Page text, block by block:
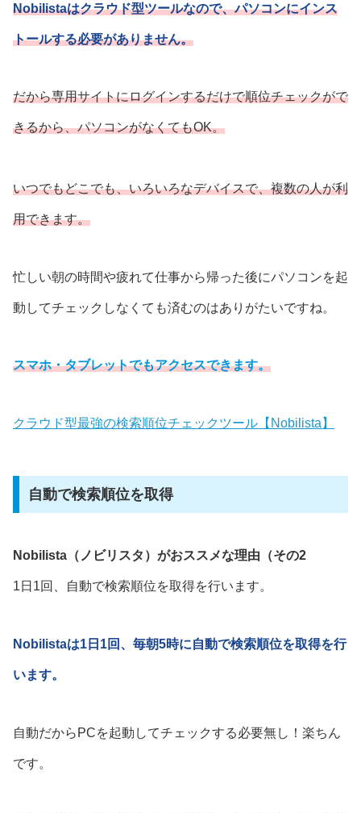
Nobilistaはクラウド型ツールなので、パソコンにインス
トールする必要がありません。
だから専用サイトにログインするだけで順位チェックがで
きるから、パソコンがなくてもOK。
いつでもどこでも、いろいろなデバイスで、複数の人が利
用できます。
忙しい朝の時間や疲れて仕事から帰った後にパソコンを起
動してチェックしなくても済むのはありがたいですね。
スマホ・タブレットでもアクセスできます。
クラウド型最強の検索順位チェックツール【Nobilista】
自動で検索順位を取得
Nobilista（ノビリスタ）がおススメな理由（その2
1日1回、自動で検索順位を取得を行います。
Nobilistaは1日1回、毎朝5時に自動で検索順位を取得を行
います。
自動だからPCを起動してチェックする必要無し！楽ちん
です。